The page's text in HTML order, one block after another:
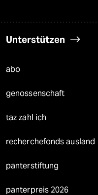
Unterstützen
abo
genossenschaft
taz zahl ich
recherchefonds ausland
panterstiftung
panterpreis 2026